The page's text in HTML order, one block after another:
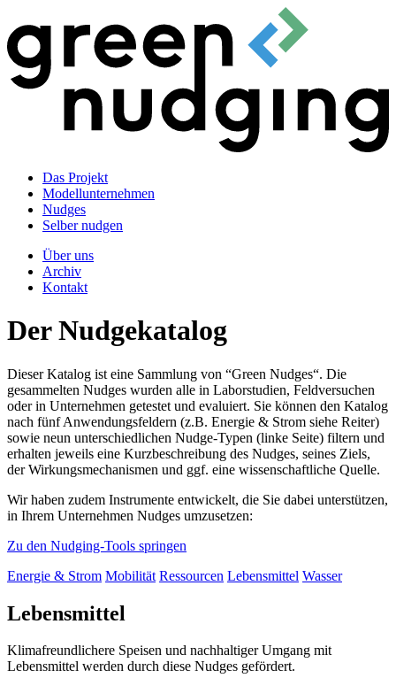
Das Projekt
Modellunternehmen
Nudges
Selber nudgen
Über uns
Archiv
Kontakt
Der Nudgekatalog
Dieser Katalog ist eine Sammlung von “Green Nudges“. Die
gesammelten Nudges wurden alle in Laborstudien, Feldversuchen
oder in Unternehmen getestet und evaluiert. Sie können den Katalog
nach fünf Anwendungsfeldern (z.B. Energie & Strom siehe Reiter)
sowie neun unterschiedlichen Nudge-Typen (linke Seite) filtern und
erhalten jeweils eine Kurzbeschreibung des Nudges, seines Ziels,
der Wirkungsmechanismen und ggf. eine wissenschaftliche Quelle.
Wir haben zudem Instrumente entwickelt, die Sie dabei unterstützen,
in Ihrem Unternehmen Nudges umzusetzen:
Zu den Nudging-Tools springen
Energie & Strom Mobilität Ressourcen Lebensmittel Wasser
Lebensmittel
Klimafreundlichere Speisen und nachhaltiger Umgang mit
Lebensmittel werden durch diese Nudges gefördert.